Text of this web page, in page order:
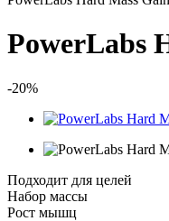
PowerLabs
-20%
Подходит для целей
Набор массы
Рост мышц